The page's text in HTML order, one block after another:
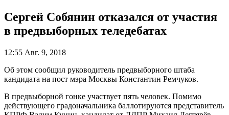
Сергей Собянин отказался от участия
в предвыборных теледебатах
12:55 Авг. 9, 2018
Об этом сообщил руководитель предвыборного штаба
кандидата на пост мэра Москвы Константин Ремчуков.
В предвыборной гонке участвует пять человек. Помимо
действующего градоначальника баллотируются представитель